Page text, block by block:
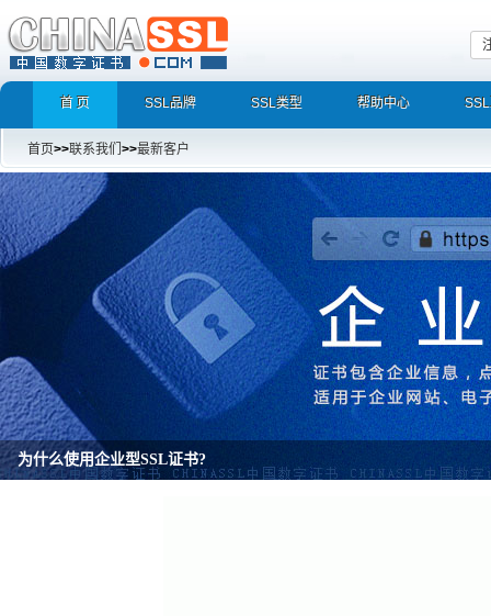
首 页 SSL品牌 SSL类型 帮助中心
首页>>联系我们 >>最新客户
增强型证书EV SSL，完美支持地址栏显示中文企业名称